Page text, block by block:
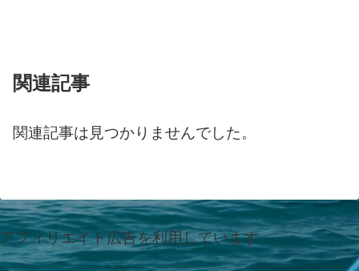
関連記事
関連記事は見つかりませんでした。
アフィリエイト広告を利用しています